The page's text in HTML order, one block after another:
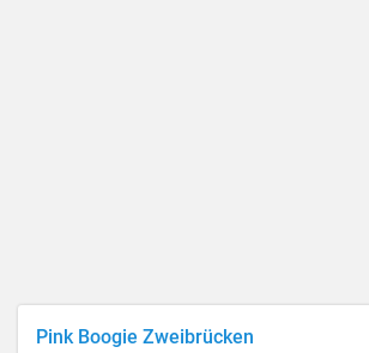
Pink Boogie Zweibrücken